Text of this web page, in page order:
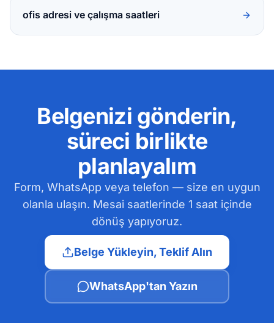
ofis adresi ve çalışma saatleri
Belgenizi gönderin,
süreci birlikte
planlayalım
Form, WhatsApp veya telefon — size en uygun
olanla ulaşın. Mesai saatlerinde 1 saat içinde
dönüş yapıyoruz.
Belge Yükleyin, Teklif Alın
WhatsApp'tan Yazın